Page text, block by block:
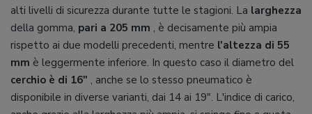
alti livelli di sicurezza durante tutte le stagioni. La larghezza
della gomma, pari a 205 mm , è decisamente più ampia
rispetto ai due modelli precedenti, mentre l'altezza di 55
mm è leggermente inferiore. In questo caso il diametro del
cerchio è di 16" , anche se lo stesso pneumatico è
disponibile in diverse varianti, dai 14 ai 19". L'indice di carico,